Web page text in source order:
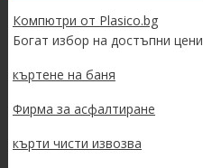
Компютри от Plasico.bg
Богат избор на достъпни цени
къртене на баня
Фирма за асфалтиране
кърти чисти извозва